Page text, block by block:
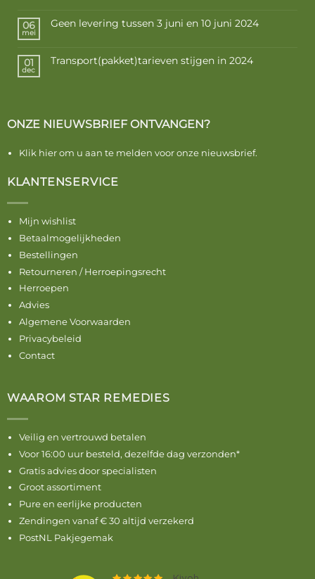
06
mei
Geen levering tussen 3 juni en 10 juni 2024
01
dec
Transport(pakket)tarieven stijgen in 2024
ONZE NIEUWSBRIEF ONTVANGEN?
Klik hier om u aan te melden voor onze nieuwsbrief.
KLANTENSERVICE
Mijn wishlist
Betaalmogelijkheden
Bestellingen
Retourneren / Herroepingsrecht
Herroepen
Advies
Algemene Voorwaarden
Privacybeleid
Contact
WAAROM STAR REMEDIES
Veilig en vertrouwd betalen
Voor 16:00 uur besteld, dezelfde dag verzonden*
Gratis advies door specialisten
Groot assortiment
Pure en eerlijke producten
Zendingen vanaf € 30 altijd verzekerd
PostNL Pakjegemak